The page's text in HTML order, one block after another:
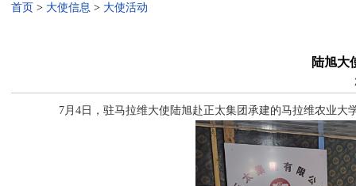
首页 > 大使信息 > 大使活动
陆旭大
7月4日，驻马拉维大使陆旭赴正太集团承建的马拉维农业